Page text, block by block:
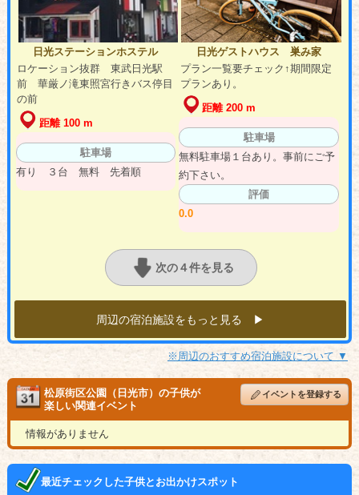
日光ステーションホステル
ロケーション抜群 東武日光駅
前 華厳ノ滝東照宮行きバス停目
の前
距離 100 m
駐車場
有り ３台 無料 先着順
日光ゲストハウス 巣み家
プラン一覧要チェック↑期間限定
プランあり。
距離 200 m
駐車場
無料駐車場１台あり。事前にご予
約下さい。
評価
0.0
次の４件を見る
周辺の宿泊施設をもっと見る ▶︎
※周辺のおすすめ宿泊施設について ▼
松原街区公園（日光市）の子供が
楽しい関連イベント
イベントを登録する
情報がありません
最近チェックした子供とお出かけスポット